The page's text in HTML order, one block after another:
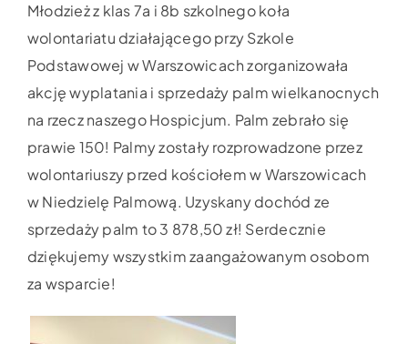
Młodzież z klas 7a i 8b szkolnego koła
wolontariatu działającego przy Szkole
Podstawowej w Warszowicach zorganizowała
akcję wyplatania i sprzedaży palm wielkanocnych
na rzecz naszego Hospicjum. Palm zebrało się
prawie 150! Palmy zostały rozprowadzone przez
wolontariuszy przed kościołem w Warszowicach
w Niedzielę Palmową. Uzyskany dochód ze
sprzedaży palm to 3 878,50 zł! Serdecznie
dziękujemy wszystkim zaangażowanym osobom
za wsparcie!